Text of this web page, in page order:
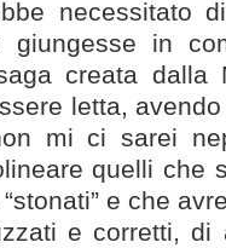
necessitato
in
creata dalla
letta,
mi ci sarei
quelli che
e che
e corretti, di